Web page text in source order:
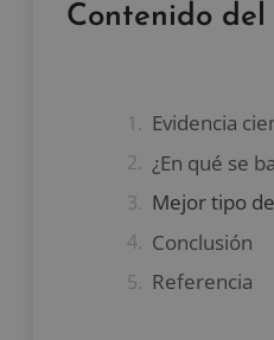
Contenido
Evidencia
¿En qué se
Mejor tipo
Conclusión
Referencia